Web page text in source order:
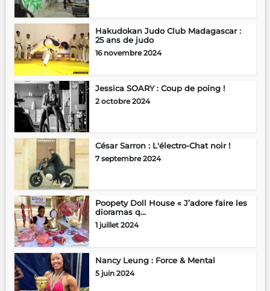
Hakudokan Judo Club Madagascar :
25 ans de judo
16 novembre 2024
Jessica SOARY : Coup de poing !
2 octobre 2024
César Sarron : L'électro-Chat noir !
7 septembre 2024
Poopety Doll House « J’adore faire les
dioramas q...
1 juillet 2024
Nancy Leung : Force & Mental
5 juin 2024